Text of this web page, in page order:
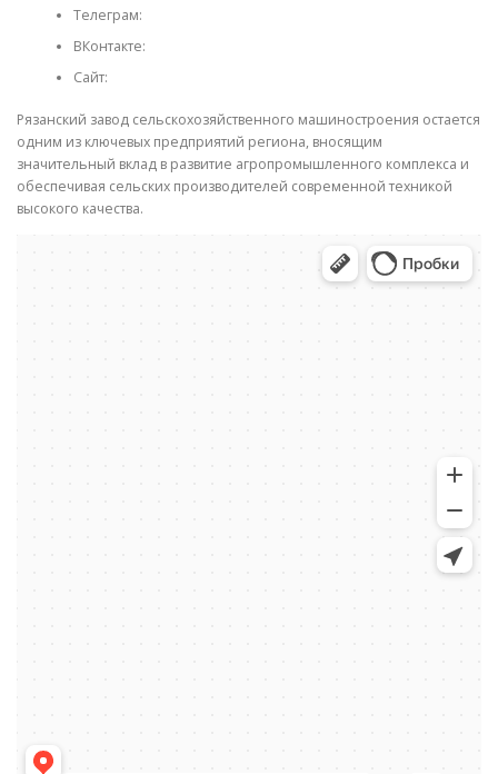
Телеграм:
ВКонтакте:
Сайт:
Рязанский завод сельскохозяйственного машиностроения остается
одним из ключевых предприятий региона, вносящим
значительный вклад в развитие агропромышленного комплекса и
обеспечивая сельских производителей современной техникой
высокого качества.